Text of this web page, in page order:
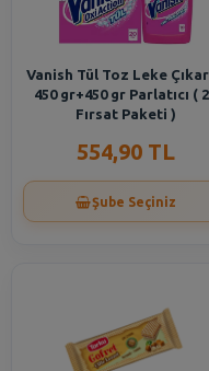
Vanish Tül Toz Leke
450 gr+450 gr Parlatıcı (
Fırsat Paketi )
554,90 TL
Şube Seçiniz